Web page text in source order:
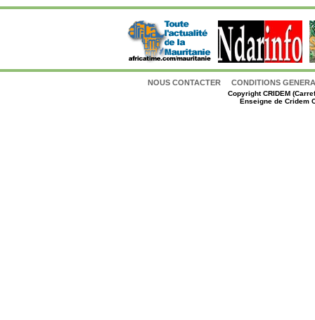
NOUS CONTACTER CONDITIONS
CopyrightCRIDEM
Enseigne de Cridem